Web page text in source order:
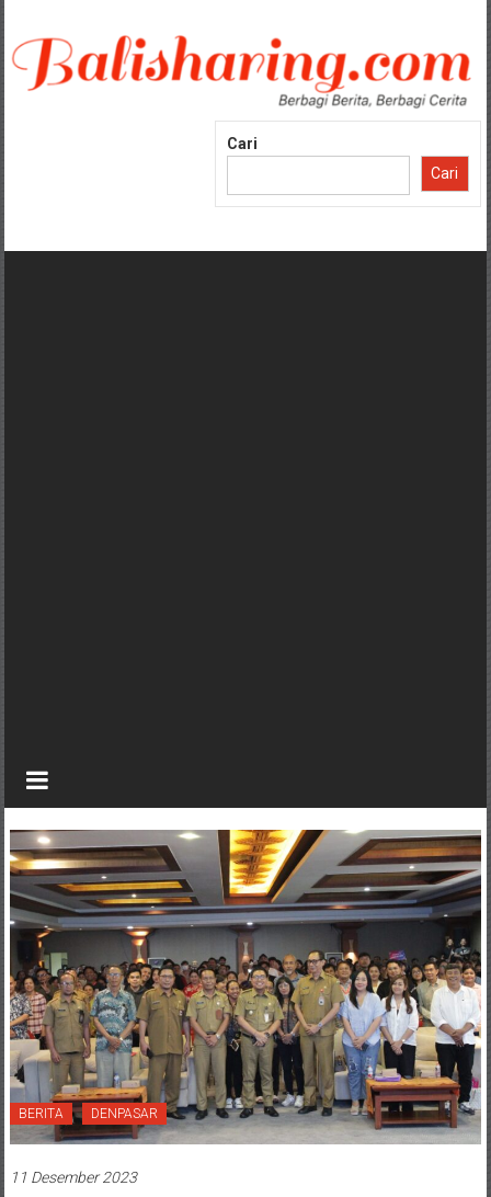
konten
Cari
Cari
BERITA DENPASAR
11 Desember 2023